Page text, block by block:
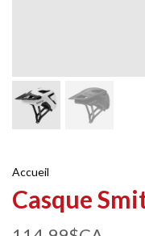
Accueil
Casque